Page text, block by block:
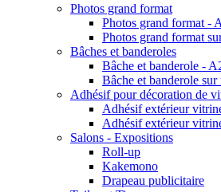
Photos grand format
Photos grand format -
Photos grand format
Bâches et banderoles
Bâche et banderole -
Bâche et banderole sur
Adhésif pour décoration de
Adhésif extérieur
Adhésif extérieur
Salons - Expositions
Roll-up
Kakemono
Drapeau publicitaire